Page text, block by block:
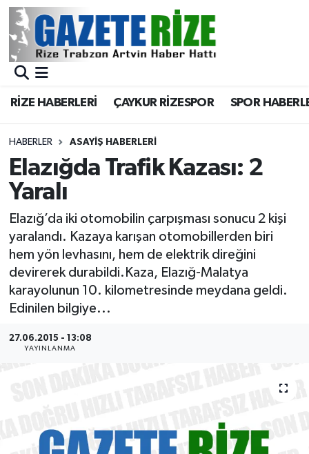
RİZE HABERLERİ ÇAYKUR RİZESPOR SPOR
HABERLER ASAYIŞ HABERLERI
Elazığda Trafik Kazası: 2
Yaralı
Elazığ’da iki otomobilin çarpışması sonucu 2 kişi
yaralandı. Kazaya karışan otomobillerden biri
hem yön levhasını, hem de elektrik direğini
devirerek durabildi.Kaza, Elazığ-Malatya
karayolunun 10. kilometresinde meydana geldi.
Edinilen bilgiye...
27.06.2015 - 13:08
YAYINLANMA
BÖLGEMİZ
Asayiş
Rize Jandarma Komutanlığı
Bilim Teknoloji
Bölge
Advertising news
Canlı Maç
ÇEVRE
EĞİTİM
Merkez Nöbetçi Eczaneler
Merkez Trafik Yoğunluk Haritası
Süper Lig Puan Durumu ve Fikstür
Tüm Manşetler
Son Dakika Haberleri
Haber Arşivi